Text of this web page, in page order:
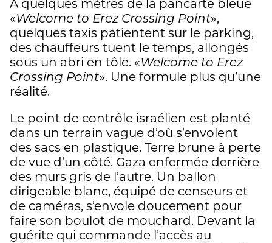
À quelques mètres de la pancarte bleue
«Welcome to Erez Crossing Point»,
quelques taxis patientent sur le parking,
des chauffeurs tuent le temps, allongés
sous un abri en tôle. «Welcome to Erez
Crossing Point». Une formule plus qu’une
réalité.
Le point de contrôle israélien est planté
dans un terrain vague d’où s’envolent
des sacs en plastique. Terre brune à perte
de vue d’un côté. Gaza enfermée derrière
des murs gris de l’autre. Un ballon
dirigeable blanc, équipé de censeurs et
de caméras, s’envole doucement pour
faire son boulot de mouchard. Devant la
guérite qui commande l’accès au